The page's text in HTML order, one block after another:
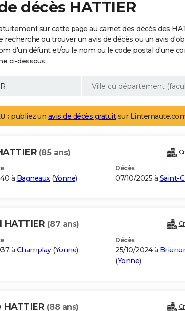
décès HATTIER
sur cette page au carnet des décès des
recherche ou trouver un avis de décès ou un avis
d'un défunt et/ou le nom ou le code postal d'une
ci-dessous.
: publiez un avis de décès gratuitsur
(85 ans)
à Bagneaux(Yonne)
Décès
07/10/2025 à Saint-
HATTIER (87 ans)
à Champlay(Yonne)
Décès
25/10/2024 à
(Yonne)
HATTIER (88 ans)